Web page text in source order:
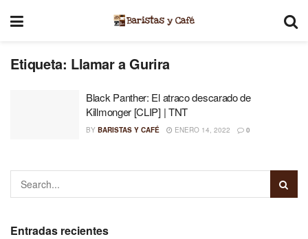
Etiqueta: Llamar a Gurira
Black Panther: El atraco descarado de
Killmonger [CLIP] | TNT
BY BARISTAS Y CAFÉ ENERO 14, 2022 0
Entradas recientes